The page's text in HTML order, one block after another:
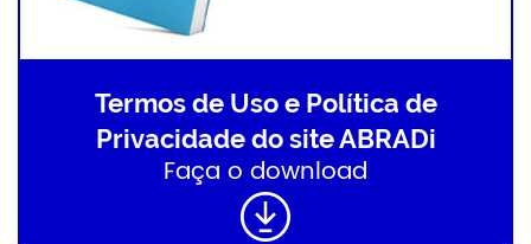
Termos de Uso e Política de
Privacidade do site ABRADi
Faça o download